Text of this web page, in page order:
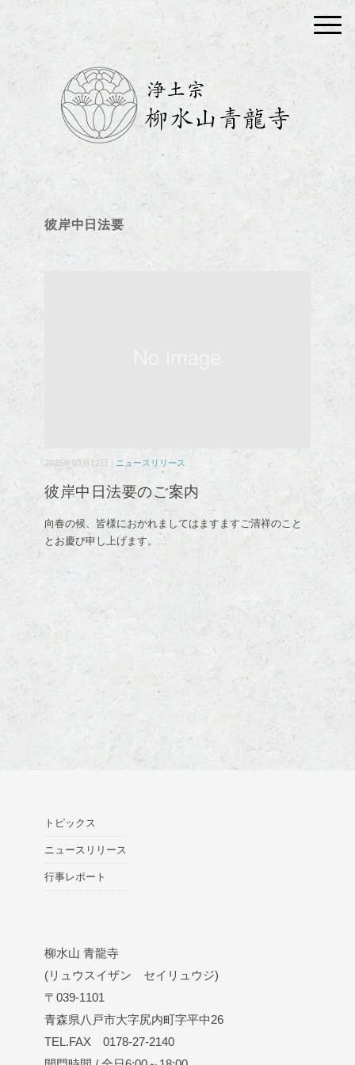
彼岸中日法要
2025年03月12日 | ニュースリリース
彼岸中日法要のご案内
向春の候、皆様におかれましてはますますご清祥のこと
とお慶び申し上げます。 ...
トピックス
ニュースリリース
行事レポート
柳水山 青龍寺
(リュウスイザン セイリュウジ)
〒039-1101
青森県八戸市大字尻内町字平中26
TEL.FAX 0178-27-2140